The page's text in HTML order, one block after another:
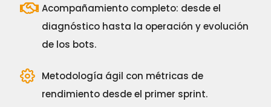
Acompañamiento completo: desde el
diagnóstico hasta la operación y evolución
de los bots.
Metodología ágil con métricas de
rendimiento desde el primer sprint.